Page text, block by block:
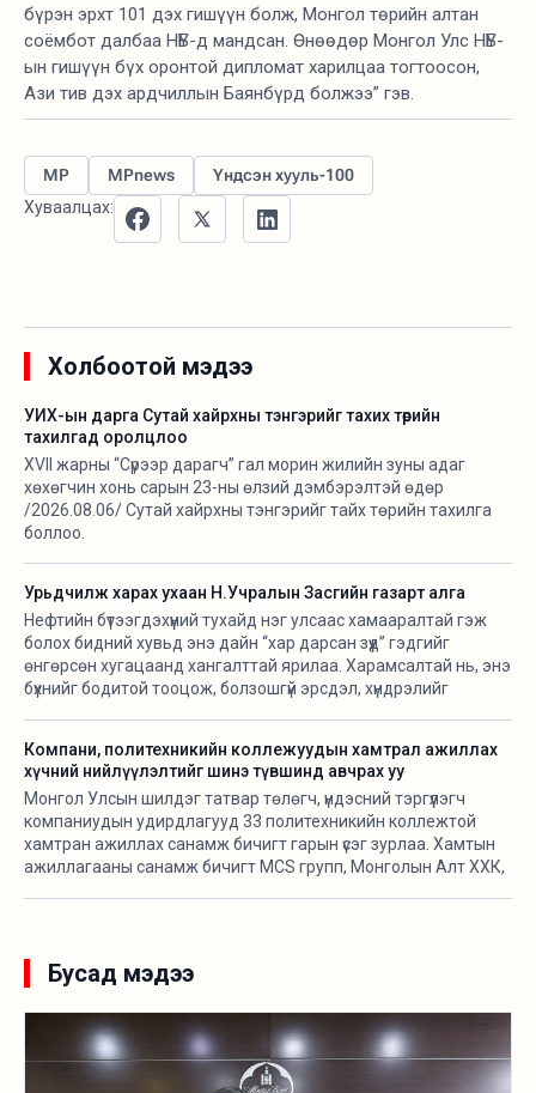
бүрэн эрхт 101 дэх гишүүн болж, Монгол төрийн алтан
соёмбот далбаа НҮБ-д мандсан. Өнөөдөр Монгол Улс НҮБ-
ын гишүүн бүх оронтой дипломат харилцаа тогтоосон,
Ази тив дэх ардчиллын Баянбүрд болжээ” гэв.
MP MPnews
Үндсэн хууль-100
Хуваалцах:
Холбоотой мэдээ
УИХ-ын дарга Сутай хайрхны тэнгэрийг тахих төрийн
тахилгад оролцлоо
XVII жарны “Сүрээр дарагч” гал морин жилийн зуны адаг
хөхөгчин хонь сарын 23-ны өлзий дэмбэрэлтэй өдөр
/2026.08.06/ Сутай хайрхны тэнгэрийг тайх төрийн тахилга
боллоо.
Урьдчилж харах ухаан Н.Учралын Засгийн газарт алга
Нефтийн бүтээгдэхүүний тухайд нэг улсаас хамааралтай гэж
болох бидний хувьд энэ дайн “хар дарсан зүүд” гэдгийг
өнгөрсөн хугацаанд хангалттай ярилаа. Харамсалтай нь, энэ
бүхнийг бодитой тооцож, болзошгүй эрсдэл, хүндрэлийг
Компани, политехникийн коллежуудын хамтрал ажиллах
хүчний нийлүүлэлтийг шинэ түвшинд авчрах уу
Монгол Улсын шилдэг татвар төлөгч, үндэсний тэргүүлэгч
компаниудын удирдлагууд 33 политехникийн коллежтой
хамтран ажиллах санамж бичигт гарын үсэг зурлаа. Хамтын
ажиллагааны санамж бичигт MCS групп, Монголын Алт ХХК,
ХХК-ийн удирдлагууд гарын үсэг зурсан юм. Олзуурхууштай
нь эдгээр компаний удирдлагууд тус хамтралт сэтгэлд
Бусад мэдээ